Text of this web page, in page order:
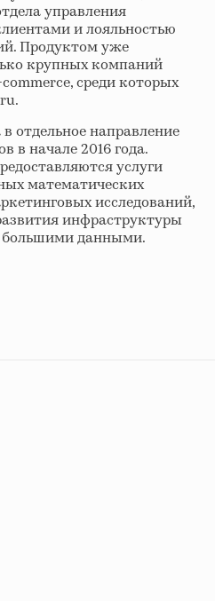
управления
и лояльностью
Продуктом уже
крупных компаний
среди которых
отдельное направление
в начале 2016 года.
услуги
математических
исследований,
инфраструктуры
большими данными.